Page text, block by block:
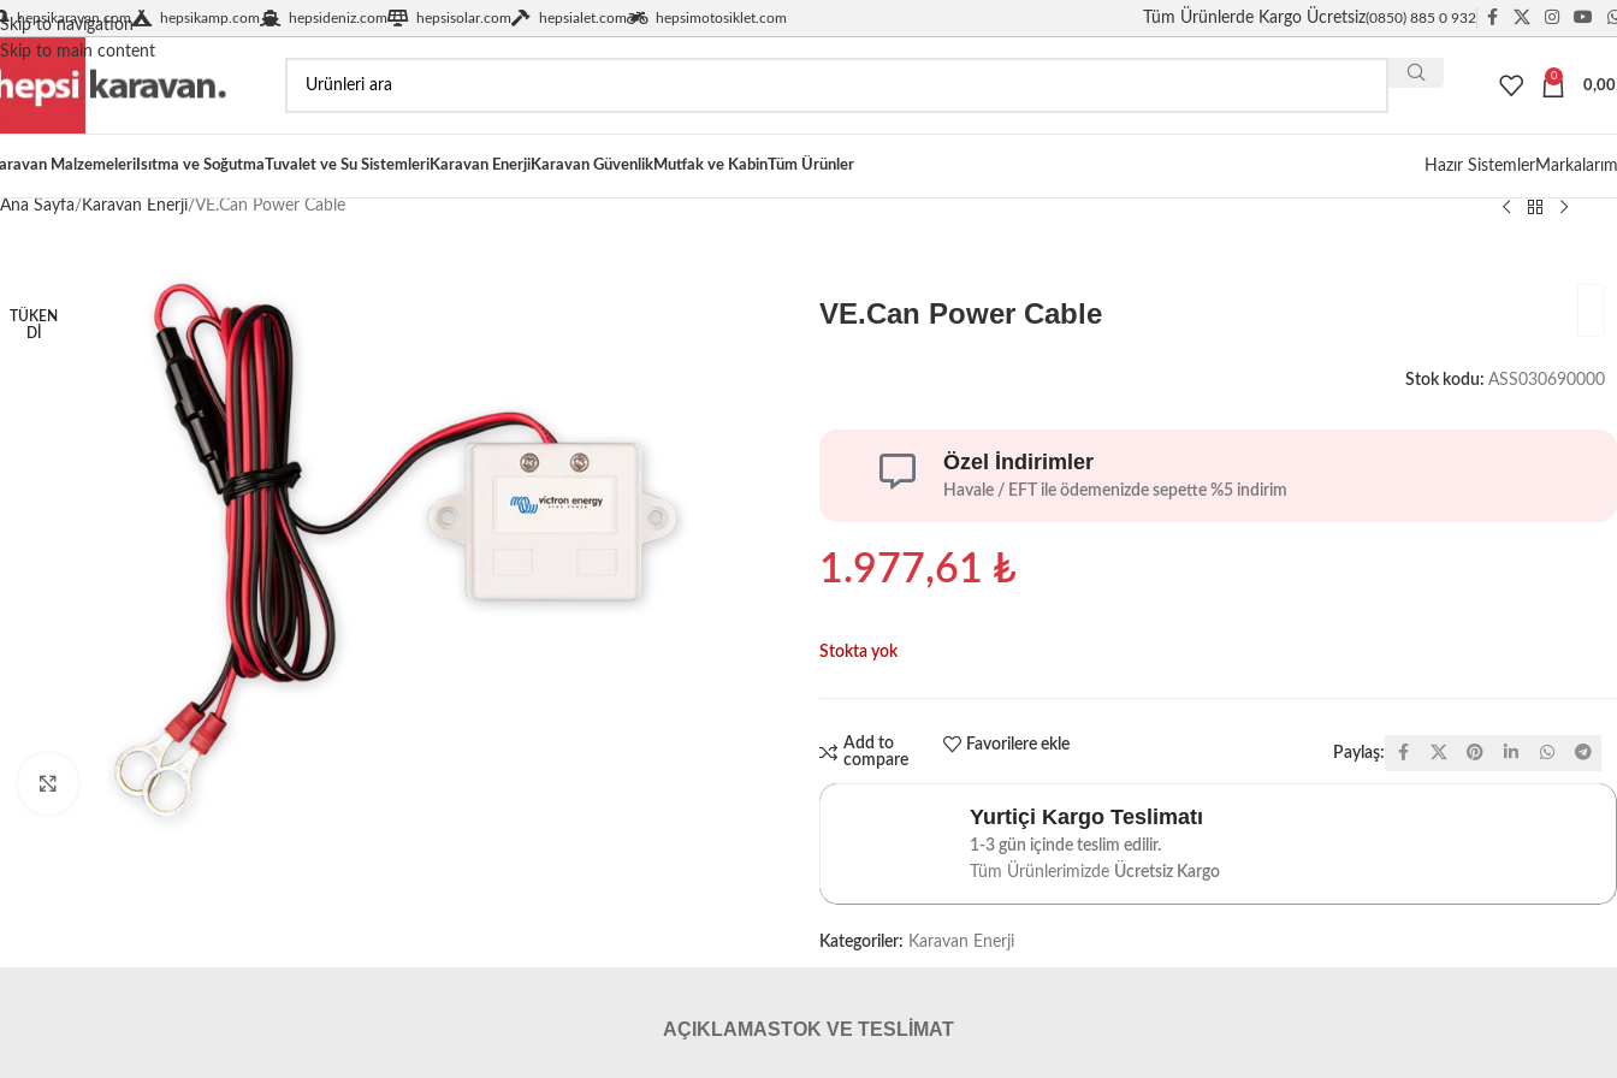
Skip to navigation
Skip to main content
hepsikaravan.com hepsikamp.com hepsideniz.com hepsisolar.com hepsialet.com hepsimotosiklet.com Tüm Ürünlerde Kargo Ücretsiz(0850) 885 0 932
0
Malzemeleri Isıtma ve SoğutmaTuvalet ve Su SistemleriKaravan EnerjiKaravan GüvenlikMutfak ve KabinTüm Ürünler Hazır Sistemler
Ana Sayfa Karavan Enerji VE.Can Power Cable
TÜKEN
DI
Büyütmek için tıklayın
VE.Can Power Cable
Stok kodu: ASS030690000
Özel İndirimler
Havale / EFT ile ödemenizde sepette %5 indirim
1.977,61 ₺
Stokta yok
Add to
compare
Favorilere ekle
Paylaş:
Yurtiçi Kargo Teslimatı
1-3 gün içinde teslim edilir.
Tüm Ürünlerimizde Ücretsiz Kargo
Kategoriler: Karavan Enerji
AÇIKLAMASTOK VE TESLIMAT